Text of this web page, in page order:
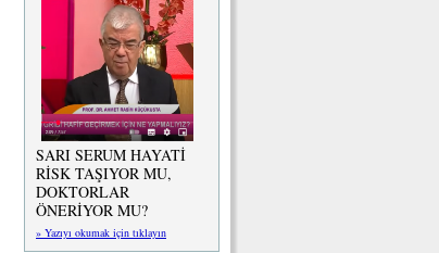
SARI SERUM HAYATİ
RİSK TAŞIYOR MU,
DOKTORLAR
ÖNERİYOR MU?
» Yazıyı okumak için tıklayın